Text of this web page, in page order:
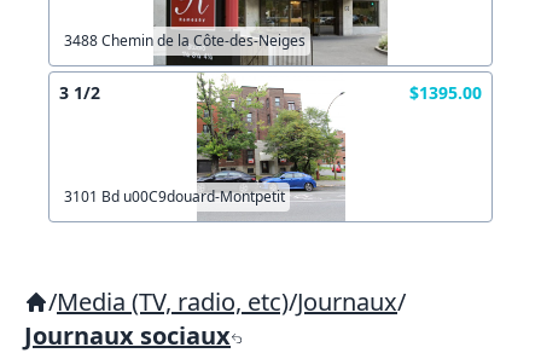
3488 Chemin de la Côte-des-Neiges
3 1/2 $1395.00
3101 Bd u00C9douard-Montpetit
/Media (TV, radio, etc)/Journaux/
Journaux sociaux